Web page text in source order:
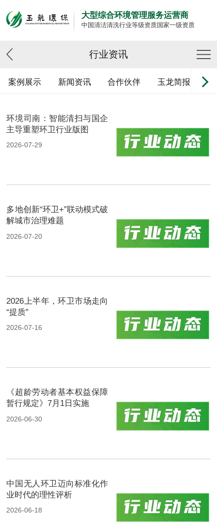
大型综合环境管理服务运营商
中国清洁清洗行业等级资质国家一级资质
行业资讯
案例展示 新闻资讯 合作伙伴 玉龙简报
环境司南：智能清扫与国企
主导重塑环卫行业版图
2026-07-29
多地创新“环卫+”联动模式破
解城市治理难题
2026-07-20
2026上半年，环卫市场走向
“提质”
2026-07-16
《超龄劳动者基本权益保障
暂行规定》7月1日实施
2026-06-30
中国无人环卫迈向标准化作
业时代的理性评析
2026-06-18